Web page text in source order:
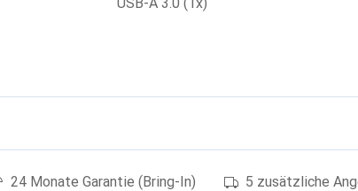
24 Monate Garantie (Bring-In)
5 zusätzliche